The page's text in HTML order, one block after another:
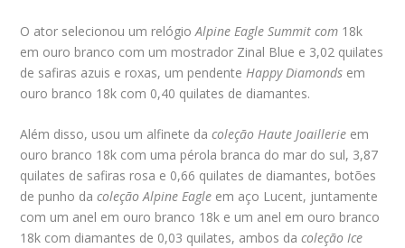
O ator selecionou um relógioAlpine Eagle Summit com 18k
em ouro branco com um mostrador Zinal Blue e 3,02 quilates
de safiras azuis e roxas, um pendente Happy Diamonds em
ouro branco 18k com 0,40 quilates de diamantes.
Além disso, usou um alfinete dacoleção Haute Joaillerie em
ouro branco 18k com uma pérola branca do mar do sul, 3,87
quilates de safiras rosa e 0,66 quilates de diamantes, botões
de punho dacoleção Alpine Eagle em aço Lucent, juntamente
com um anel em ouro branco 18k e um anel em ouro branco
18k com diamantes de 0,03 quilates, ambos dacoleção Ice